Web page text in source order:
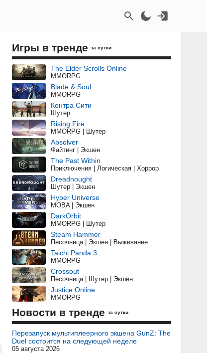
Игры в тренде за сутки
The Elder Scrolls Online
MMORPG
Blade & Soul
MMORPG
Контра Сити
Шутер
Rising Fire
MMORPG | Шутер
Absolver
Файтинг | Экшен
The Past Within
Приключения | Логическая | Хоррор
Dreadnought
Шутер | Экшен
Hyper Universe
MOBA | Экшен
DarkOrbit
MMORPG | Шутер
Steam Hammer
Песочница | Экшен | Выживание
Taichi Panda 3
MMORPG
Crossout
Песочница | Шутер | Экшен
Justice Online
MMORPG
Новости в тренде за сутки
Перезапуск мультиплеерного экшена GunZ: The
Duel состоится на следующей неделе
05 августа 2026